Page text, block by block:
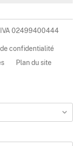
02499400444
confidentialité
Plan du site